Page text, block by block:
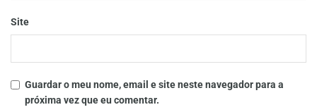
Site
Guardar o meu nome, email e site neste navegador para a
próxima vez que eu comentar.